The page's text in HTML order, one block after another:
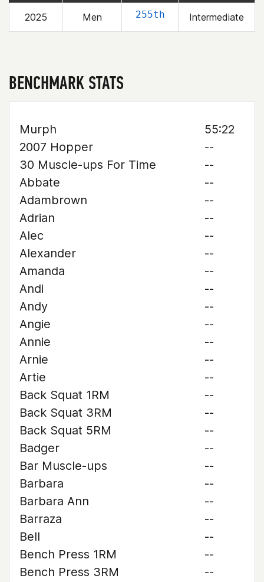
2025 Men 255th Intermediate
BENCHMARK STATS
Murph
55:22
2007 Hopper
--
30 Muscle-ups For Time
--
Abbate
--
Adambrown
--
Adrian
--
Alec
--
Alexander
--
Amanda
--
Andi
--
Andy
--
Angie
--
Annie
--
Arnie
--
Artie
--
Back Squat 1RM
--
Back Squat 3RM
--
Back Squat 5RM
--
Badger
--
Bar Muscle-ups
--
Barbara
--
Barbara Ann
--
Barraza
--
Bell
--
Bench Press 1RM
--
Bench Press 3RM
--